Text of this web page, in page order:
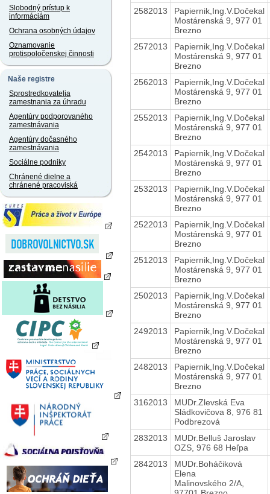
Slobodný prístup k
informáciám
Ochrana osobných údajov
Oznamovanie
protispoločenskej činnosti
Naše registre
Sprostredkovatelia
zamestnania za úhradu
Agentúry podporovaného
zamestnávania
Agentúry dočasného
zamestnávania
Sociálne podniky
Chránené dielne a
chránené pracoviská
2582013
Papiernik,Ing.V.Dočekal
Mostárenská 9, 977 01
Brezno
2572013
Papiernik,Ing.V.Dočekal
Mostárenská 9, 977 01
Brezno
2562013
Papiernik,Ing.V.Dočekal
Mostárenská 9, 977 01
Brezno
2552013
Papiernik,Ing.V.Dočekal
Mostárenská 9, 977 01
Brezno
2542013
Papiernik,Ing.V.Dočekal
Mostárenská 9, 977 01
Brezno
2532013
Papiernik,Ing.V.Dočekal
Mostárenská 9, 977 01
Brezno
2522013
Papiernik,Ing.V.Dočekal
Mostárenská 9, 977 01
Brezno
2512013
Papiernik,Ing.V.Dočekal
Mostárenská 9, 977 01
Brezno
2502013
Papiernik,Ing.V.Dočekal
Mostárenská 9, 977 01
Brezno
2492013
Papiernik,Ing.V.Dočekal
Mostárenská 9, 977 01
Brezno
2482013
Papiernik,Ing.V.Dočekal
Mostárenská 9, 977 01
Brezno
3162013
MUDr.Zlevská Eva
Sládkovičova 8, 976 81
Podbrezová
2832013
MUDr.Belluš Jaroslav
OZS, 976 68 Heľpa
2842013
MUDr.Boháčiková
Elena
Malinovského 2/A,